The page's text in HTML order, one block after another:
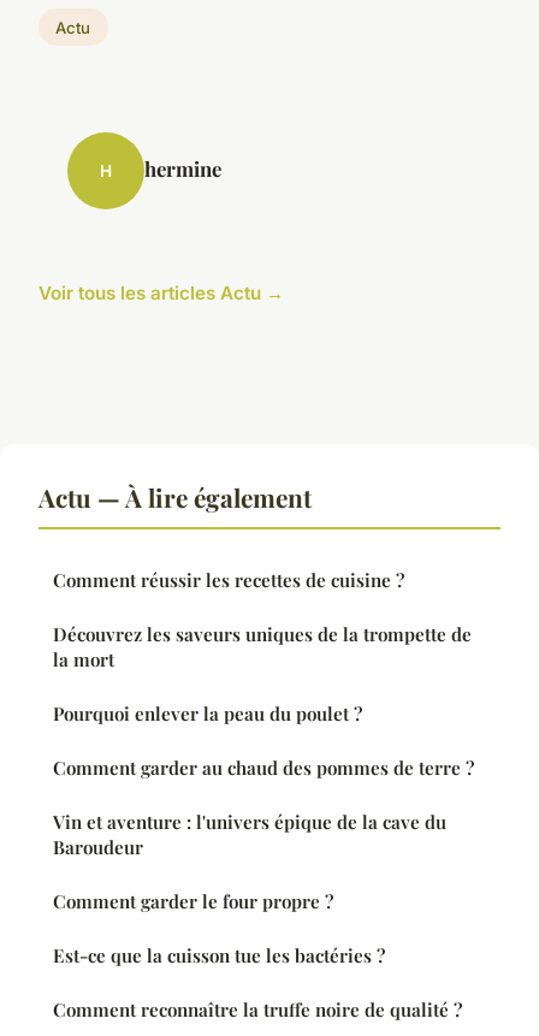
Actu
H hermine
Voir tous les articles Actu →
Actu — À lire également
Comment réussir les recettes de cuisine ?
Découvrez les saveurs uniques de la trompette de
la mort
Pourquoi enlever la peau du poulet ?
Comment garder au chaud des pommes de terre ?
Vin et aventure : l'univers épique de la cave du
Baroudeur
Comment garder le four propre ?
Est-ce que la cuisson tue les bactéries ?
Comment reconnaître la truffe noire de qualité ?